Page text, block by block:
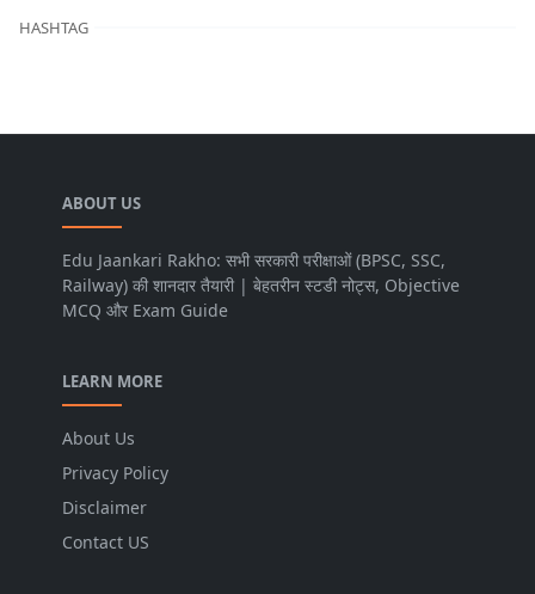
HASHTAG
ABOUT US
Edu Jaankari Rakho: सभी सरकारी परीक्षाओं (BPSC, SSC,
Railway) की शानदार तैयारी | बेहतरीन स्टडी नोट्स, Objective
MCQ और Exam Guide
LEARN MORE
About Us
Privacy Policy
Disclaimer
Contact US